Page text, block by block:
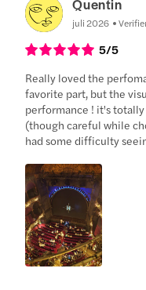
Quentin
juli 2026
5/5
Really loved the
favorite part, but the
performance ! it's
(though careful while
had some difficulty